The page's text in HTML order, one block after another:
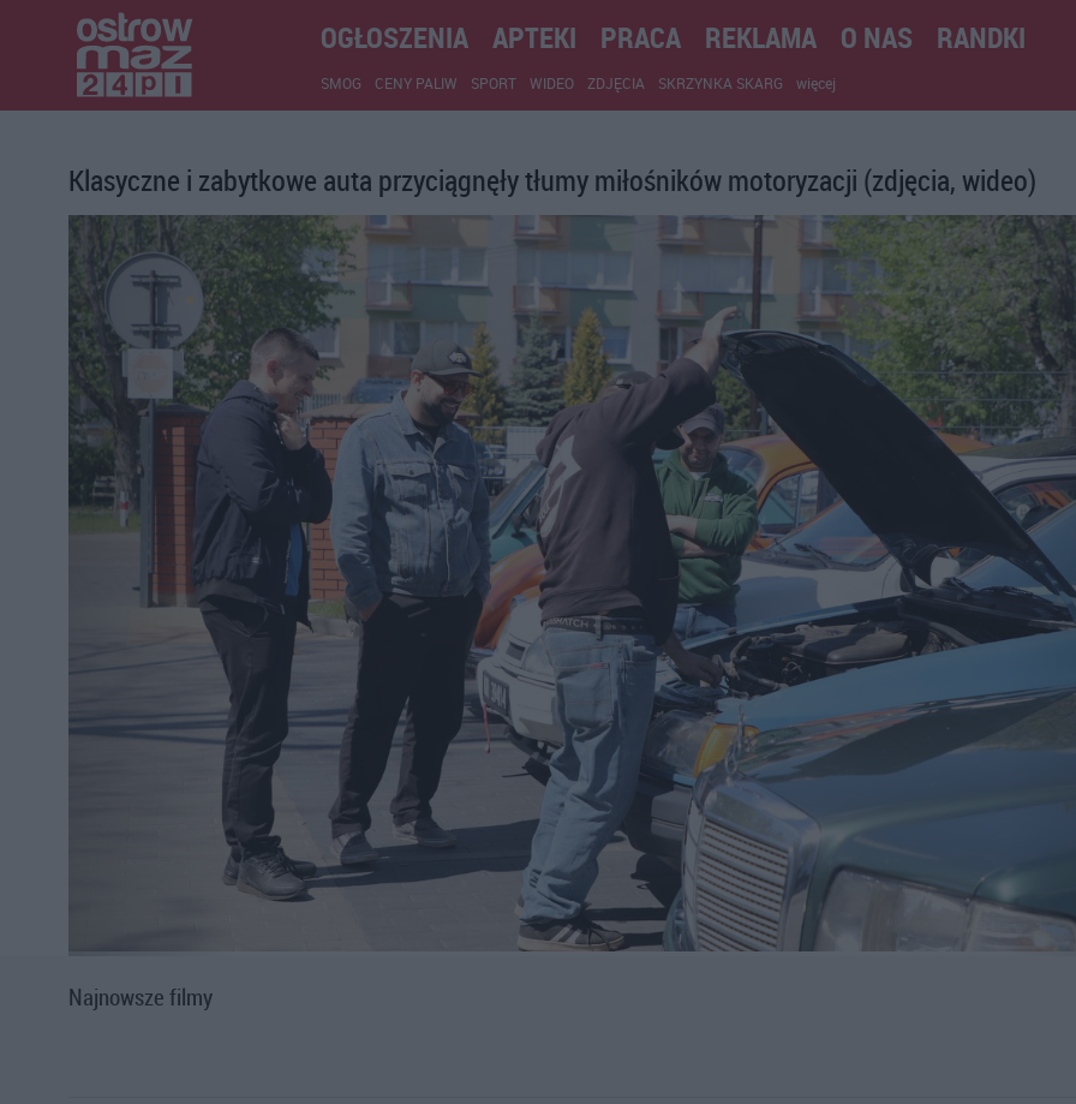
OGŁOSZENIA APTEKI PRACA REKLAMA O NAS RANDKI
SMOG CENY PALIW SPORT WIDEO ZDJĘCIA SKRZYNKA SKARG więcej
Klasyczne i zabytkowe auta przyciągnęły tłumy miłośników motoryzacji (zdjęcia, wideo)
Najnowsze filmy